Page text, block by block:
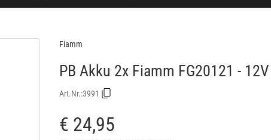
Fiamm
PB Akku 2x Fiamm FG20121 -
Art.Nr.:3991
€ 24,95